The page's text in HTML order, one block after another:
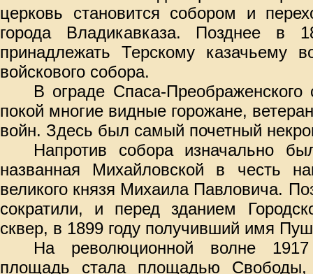
церковь становится собором и
города Владикавказа. Позднее в
принадлежать Терскому казачьему
войскового собора.
В ограде Спаса-
покой многие видные горожане,
войн. Здесь был самый почетный
Напротив собора изначально
названная Михайловской в честь
великого князя Михаила Павловича.
сократили, и перед зданием
сквер, в 1899 году получивший имя
На революционной волне
площадь стала площадью Свободы,